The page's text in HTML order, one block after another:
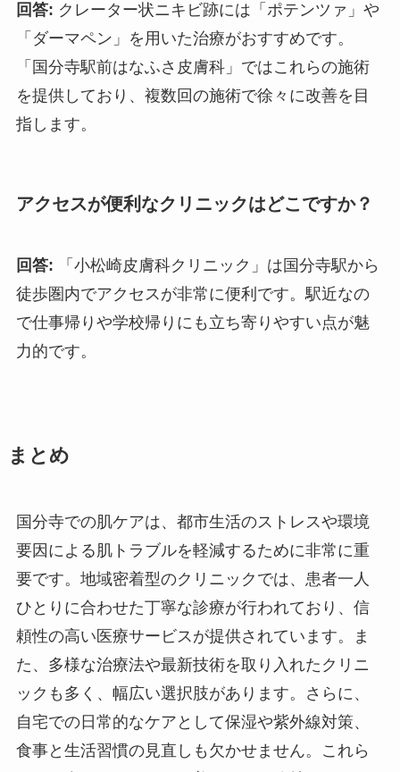
回答: クレーター状ニキビ跡には「ポテンツァ」や
「ダーマペン」を用いた治療がおすすめです。
「国分寺駅前はなふさ皮膚科」ではこれらの施術
を提供しており、複数回の施術で徐々に改善を目
指します。
アクセスが便利なクリニックはどこですか？
回答: 「小松崎皮膚科クリニック」は国分寺駅から
徒歩圏内でアクセスが非常に便利です。駅近なの
で仕事帰りや学校帰りにも立ち寄りやすい点が魅
力的です。
まとめ
国分寺での肌ケアは、都市生活のストレスや環境
要因による肌トラブルを軽減するために非常に重
要です。地域密着型のクリニックでは、患者一人
ひとりに合わせた丁寧な診療が行われており、信
頼性の高い医療サービスが提供されています。ま
た、多様な治療法や最新技術を取り入れたクリニ
ックも多く、幅広い選択肢があります。さらに、
自宅での日常的なケアとして保湿や紫外線対策、
食事と生活習慣の見直しも欠かせません。これら